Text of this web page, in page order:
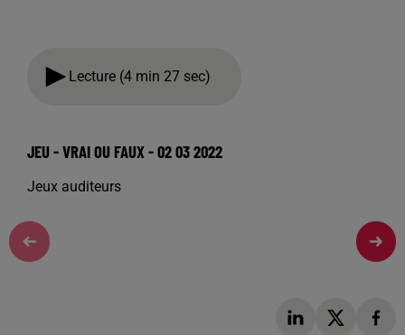
Lecture (4 min 27 sec)
JEU - VRAI OU FAUX - 02 03 2022
Jeux auditeurs